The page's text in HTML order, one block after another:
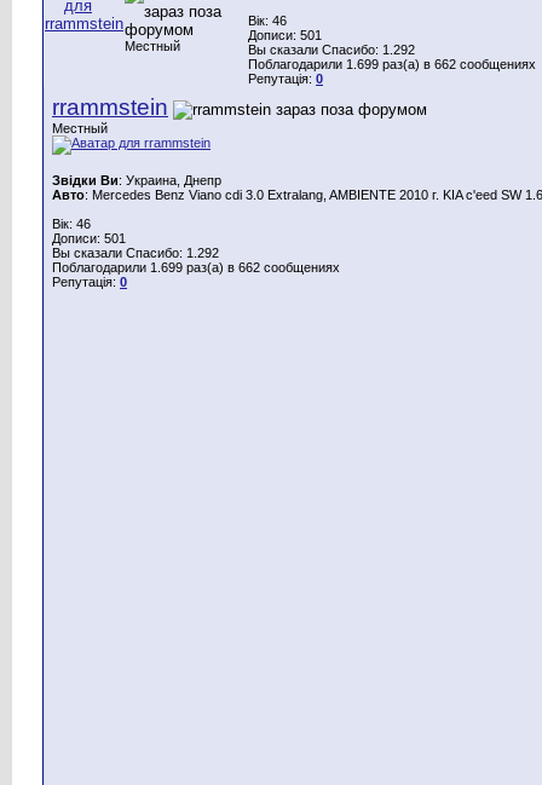
Местный
Вік: 46
Дописи: 501
Вы сказали Спасибо: 1.292
Поблагодарили 1.699 раз(а) в 662 сообщениях
Репутація: 0
rrammstein
Местный
Звідки Ви: Украина, Днепр
Авто: Mercedes Benz Viano cdi 3.0 Extralang, AMBIENTE 2010 г. KIA c'eed SW
Вік: 46
Дописи: 501
Вы сказали Спасибо: 1.292
Поблагодарили 1.699 раз(а) в 662 сообщениях
Репутація: 0